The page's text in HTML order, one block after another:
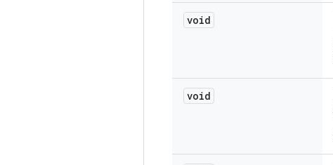
void
void